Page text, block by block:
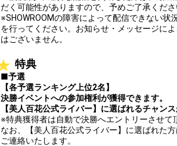
だく可能性がありますので、予めご了承くださ
※SHOWROOMの障害によって配信できない
を行ってください。お知らせ・メッセージに
はございません。
特典
■予選
【各予選ランキング上位2名】
決勝イベントへの参加権利が獲得できます。
【美人百花公式ライバー】に選ばれるチャン
※特典獲得者は自動で決勝へエントリーさせて
なお、【美人百花公式ライバー】に選ばれた
ご連絡いたします。